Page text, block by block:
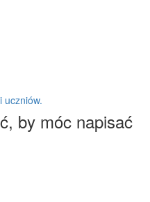
uczniów.
by móc napisać